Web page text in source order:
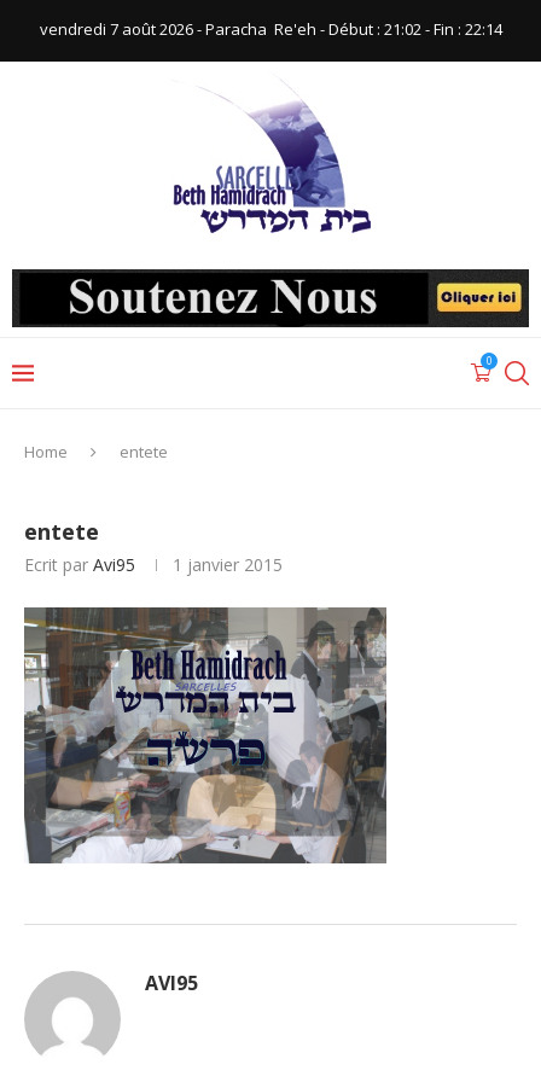
vendredi 7 août 2026 - Paracha ‪ Re'eh‬ - Début : 21:02‬ - Fin : ‪22:14‬
0
Home entete
entete
Ecrit par Avi95 1 janvier 2015
AVI95